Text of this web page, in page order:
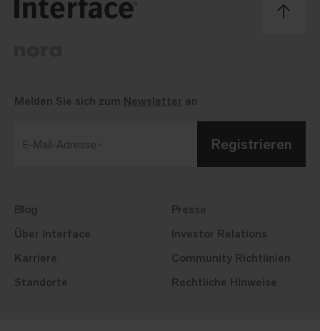
Blog
Über Interface
Karriere
Standorte
Presse
Investor Relations
Community Richtlinien
Rechtliche Hinweise
Melden Sie sich zum Newsletter an
E-Mail-Adresse Registrieren